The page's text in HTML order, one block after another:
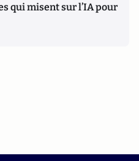
qui misent sur l’IA pour